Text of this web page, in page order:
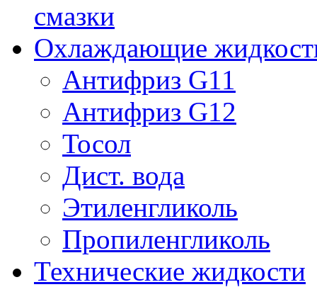
смазки
Охлаждающие
Антифриз G11
Антифриз G12
Тосол
Дист. вода
Этиленгликоль
Пропиленгликоль
Технические жидкости